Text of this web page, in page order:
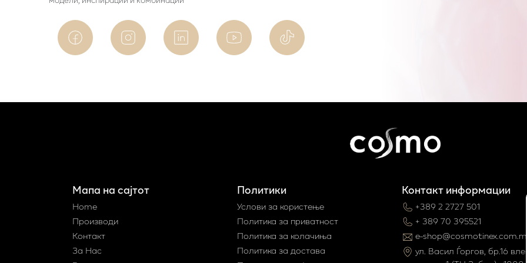
Мапа на сајтот
Home
Производи
Контакт
За Нас
Политики
Услови за користење
Политика за приватност
Политика за колачиња
Политика за достава
Контакт информации
+389 2 2727 501
+ 389 70 395521
e-shop@cosmotinex.com.mk
ул. Васил Ѓоргов, бр.16 влез